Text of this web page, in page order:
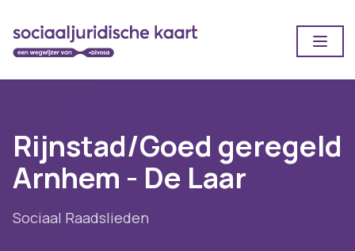
Rijnstad/Goed geregeld
Arnhem - De Laar
Sociaal Raadslieden